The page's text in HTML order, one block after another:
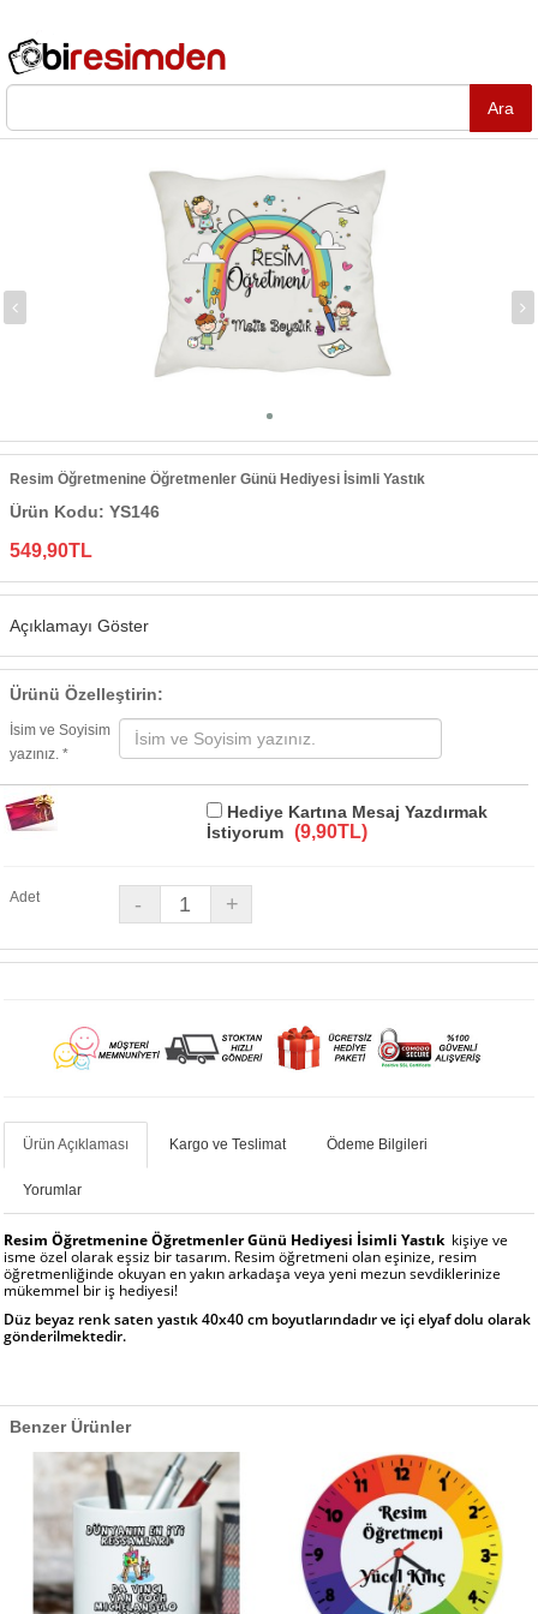
Resim Öğretmenine Öğretmenler Günü Hediyesi İsimli Yastık
Ürün Kodu: YS146
549,90TL
Açıklamayı Göster
Ürünü Özelleştirin:
İsim ve Soyisim
yazınız. *
Hediye Kartına Mesaj Yazdırmak
İstiyorum (9,90TL)
Adet
Ürün Açıklaması Kargo ve Teslimat Ödeme Bilgileri
Yorumlar
Resim Öğretmenine Öğretmenler Günü Hediyesi İsimli Yastık kişiye ve
isme özel olarak eşsiz bir tasarım. Resim öğretmeni olan eşinize, resim
öğretmenliğinde okuyan en yakın arkadaşa veya yeni mezun sevdiklerinize
mükemmel bir iş hediyesi!
Düz beyaz renk saten yastık 40x40 cm boyutlarındadır ve içi elyaf dolu olarak
gönderilmektedir.
Benzer Ürünler